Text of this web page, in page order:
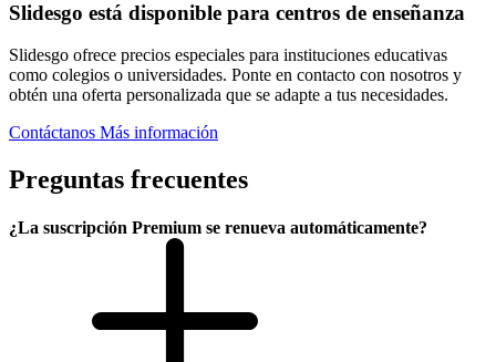
Slidesgo está disponible para centros de enseñanza
Slidesgo ofrece precios especiales para instituciones educativas
como colegios o universidades. Ponte en contacto con nosotros y
obtén una oferta personalizada que se adapte a tus necesidades.
Contáctanos Más información
Preguntas frecuentes
¿La suscripción Premium se renueva automáticamente?